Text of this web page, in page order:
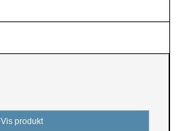
Vis produkt